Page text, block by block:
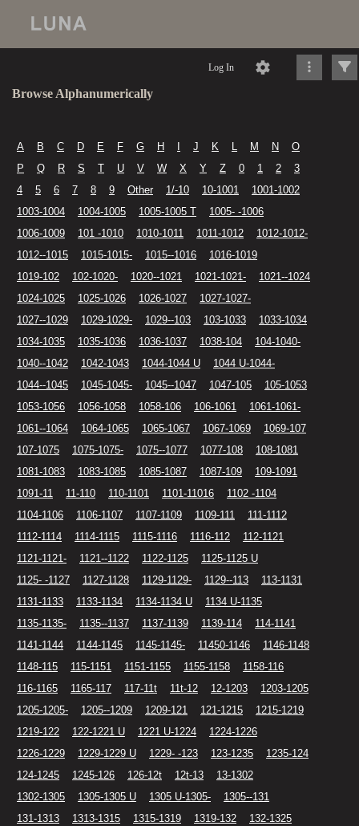
Log In
Browse Alphanumerically
A B C D E F G H J K L M N
O
P
Q R S T U V W X Y Z 0 1 2
3
4
5 6 7 8 9 Other 1/-10 10-1001
1001-1002
1003-1004
1004-1005 1005-1005 T
1005- -1006
1006-1009
101 -1010 1010-1011 1011-1012
1012-1012-
1012--1015
1015-1015- 1015--1016
1016-1019
1019-102
102-1020- 1020--1021 1021-1021-
1021--1024
1024-1025
1025-1026 1026-1027
1027-1027-
1027--1029
1029-1029- 1029--103 103-1033
1033-1034
1034-1035
1035-1036 1036-1037 1038-104
104-1040-
1040--1042
1042-1043 1044-1044 U
1044 U-1044-
1044--1045
1045-1045- 1045--1047 1047-105
105-1053
1053-1056
1056-1058 1058-106 106-1061
1061-1061-
1061--1064
1064-1065 1065-1067 1067-1069
1069-107
107-1075
1075-1075- 1075--1077 1077-108
108-1081
1081-1083
1083-1085 1085-1087 1087-109
109-1091
1091-11
11-110 110-1101 1101-11016
1102 -1104
1104-1106
1106-1107 1107-1109 1109-111
111-1112
1112-1114
1114-1115 1115-1116 1116-112
112-1121
1121-1121-
1121--1122 1122-1125
1125-1125 U
1125- -1127
1127-1128 1129-1129- 1129--113
113-1131
1131-1133
1133-1134 1134-1134 U
1134 U-1135
1135-1135-
1135--1137 1137-1139 1139-114
114-1141
1141-1144
1144-1145 1145-1145- 11450-1146
1146-1148
1148-115
115-1151 1151-1155 1155-1158
1158-116
116-1165
1165-117 117-11t 11t-12 12-1203
1203-1205
1205-1205-
1205--1209 1209-121 121-1215
1215-1219
1219-122
122-1221 U 1221 U-1224
1224-1226
1226-1229
1229-1229 U 1229- -123 123-1235
1235-124
124-1245
1245-126 126-12t 12t-13
13-1302
1302-1305
1305-1305 U 1305 U-1305-
1305--131
131-1313
1313-1315 1315-1319 1319-132
132-1325